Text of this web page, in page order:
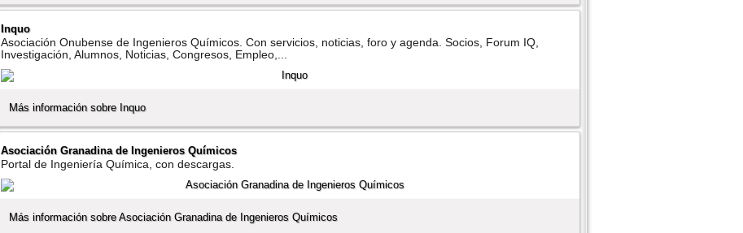
Inquo
Asociación Onubense de Ingenieros Quí­micos. Con servicios, noticias, foro y agenda. Socios, Forum IQ,
Investigación, Alumnos, Noticias, Congresos, Empleo,...
Más información sobre Inquo
Asociación Granadina de Ingenieros Quí­micos
Portal de Ingenierí­a Quí­mica, con descargas.
Más información sobre Asociación Granadina de Ingenieros Quí­micos